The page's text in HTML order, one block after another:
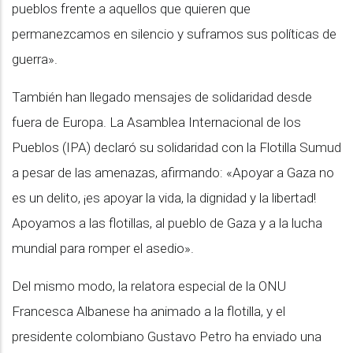
pueblos frente a aquellos que quieren que
permanezcamos en silencio y suframos sus políticas de
guerra».
También han llegado mensajes de solidaridad desde
fuera de Europa. La Asamblea Internacional de los
Pueblos (IPA) declaró su solidaridad con la Flotilla Sumud
a pesar de las amenazas, afirmando: «Apoyar a Gaza no
es un delito, ¡es apoyar la vida, la dignidad y la libertad!
Apoyamos a las flotillas, al pueblo de Gaza y a la lucha
mundial para romper el asedio».
Del mismo modo, la relatora especial de la ONU
Francesca Albanese ha animado a la flotilla, y el
presidente colombiano Gustavo Petro ha enviado una